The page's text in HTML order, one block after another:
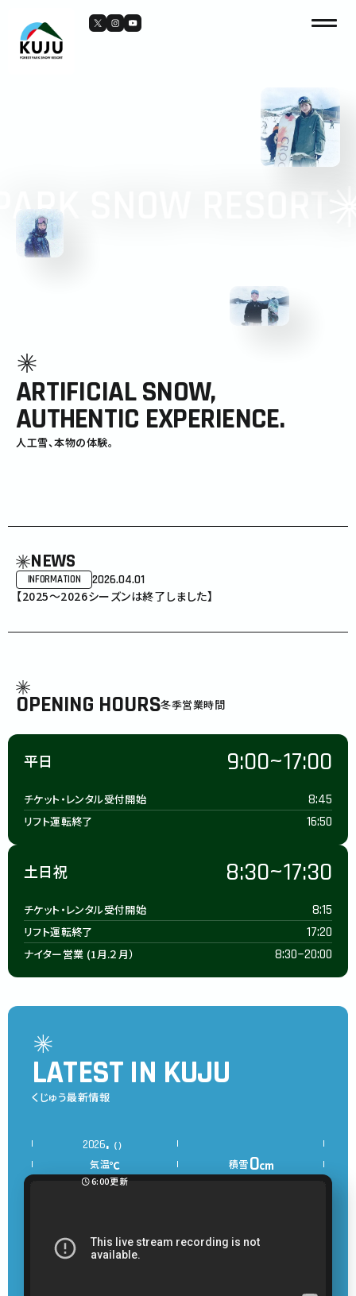
SNOW RESORT
ARTIFICIAL SNOW,
AUTHENTIC EXPERIENCE.
人工雪、本物の体験。
NEWS
2026.04.01
INFORMATION
【2025～2026シーズンは終了しました】
OPENING HOURS冬季営業時間
平日 9:00~17:00
チケット・レンタル受付開始 8:45
リフト運転終了 16:50
土日祝 8:30~17:30
チケット・レンタル受付開始 8:15
リフト運転終了 17:20
ナイター営業 (1月.２月） 8:30~20:00
LATEST IN KUJU
くじゅう最新情報
2026.（）
気温℃
6:00更新
積雪0cm